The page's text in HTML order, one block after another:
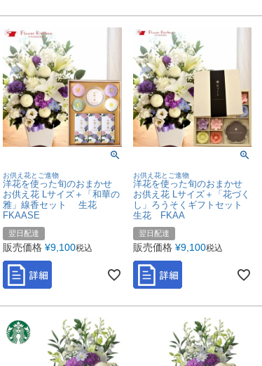
お供え花とご進物
洋花を使った旬のおまかせ
お供え花 Lサイズ＋「和華の
雅」線香セット 生花
FKAASE
翌日配達
販売価格 ¥9,100税込
お供え花とご進物
洋花を使った旬のおまかせ
お供え花 Lサイズ＋「花づく
し」ろうそくギフトセット
生花 FKAA
翌日配達
販売価格 ¥9,100税込